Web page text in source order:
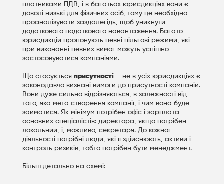
платниками ПДВ, і в багатьох юрисдикціях вони є
доволі низькі для фізичних осіб, тому це необхідно
проаналізувати заздалегідь, щоб уникнути
додаткового податкового навантаження. Багато
юрисдикцій пропонують певні пільгові режими, які
при виконанні певних вимог можуть успішно
застосовуватися компаніями.
Що стосується присутності– не в усіх юрисдикціях є
законодавчо визнані вимоги до присутності компаній.
Вони дуже сильно відрізняються, в залежності від
того, яка мета створення компанії, і чим вона буде
займатися. Як мінімум потрібен офіс і зарплата
основних спеціалістів: директора, якщо потрібен
локальний, і, можливо, секретаря. До кожної
діяльності потрібні люди, які її здійснюють, активи і
контроль ризиків, тобто потрібен бути менеджмент.
Більш детально на схемі: